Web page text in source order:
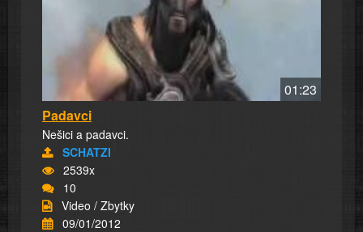
01:23
Padavci
Nešici a padavci.
SCHATZI
2539x
10
Video / Zbytky
09/01/2012